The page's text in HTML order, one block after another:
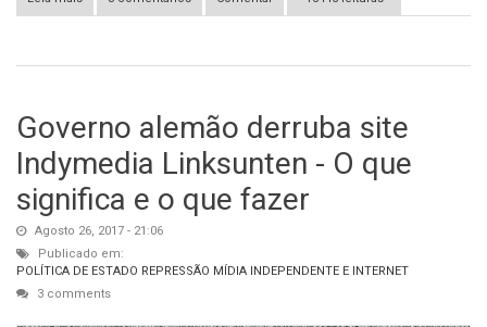
Governo alemão derruba site
Indymedia Linksunten - O que
significa e o que fazer
Agosto 26, 2017 - 21:06
Publicado em:
POLÍTICA DE ESTADO REPRESSÃO MÍDIA INDEPENDENTE E INTERNET
3 comments